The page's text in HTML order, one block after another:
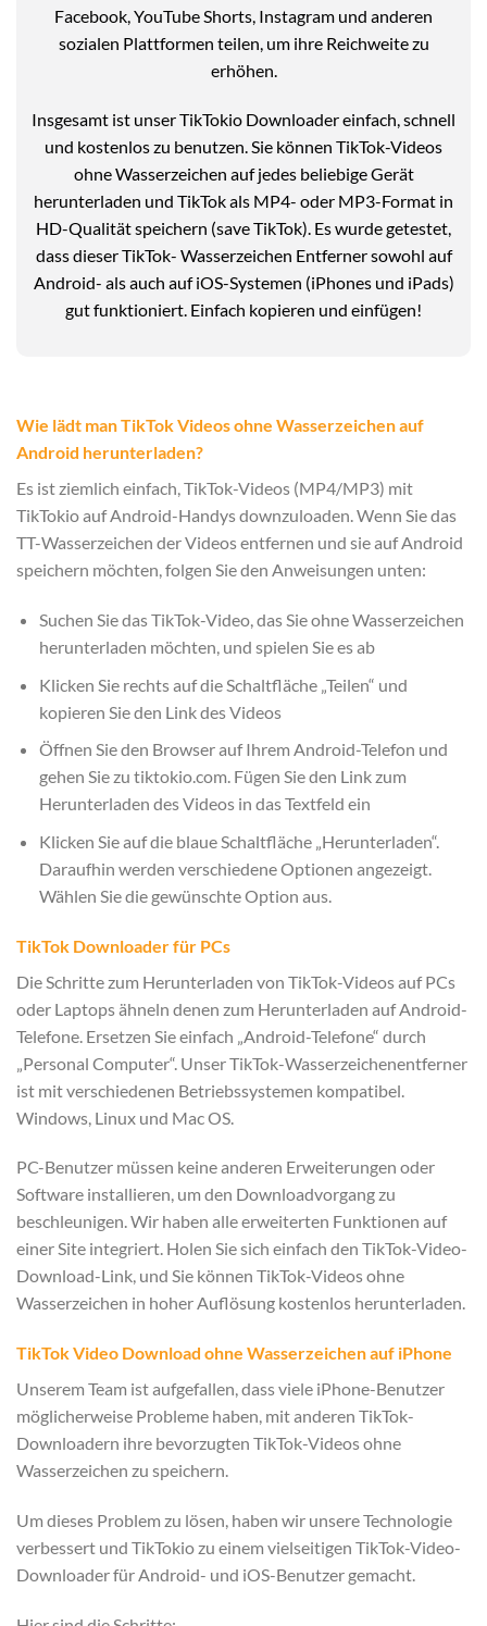
Facebook, YouTube Shorts, Instagram und anderen
sozialen Plattformen teilen, um ihre Reichweite zu
erhöhen.
Insgesamt ist unser TikTokio Downloader einfach, schnell
und kostenlos zu benutzen. Sie können TikTok-Videos
ohne Wasserzeichen auf jedes beliebige Gerät
herunterladen und TikTok als MP4- oder MP3-Format in
HD-Qualität speichern (save TikTok). Es wurde getestet,
dass dieser TikTok- Wasserzeichen Entferner sowohl auf
Android- als auch auf iOS-Systemen (iPhones und iPads)
gut funktioniert. Einfach kopieren und einfügen!
Wie lädt man TikTok Videos ohne Wasserzeichen auf
Android herunterladen?
Es ist ziemlich einfach, TikTok-Videos (MP4/MP3) mit
TikTokio auf Android-Handys downzuloaden. Wenn Sie das
TT-Wasserzeichen der Videos entfernen und sie auf Android
speichern möchten, folgen Sie den Anweisungen unten:
Suchen Sie das TikTok-Video, das Sie ohne Wasserzeichen
herunterladen möchten, und spielen Sie es ab
Klicken Sie rechts auf die Schaltfläche „Teilen“ und
kopieren Sie den Link des Videos
Öffnen Sie den Browser auf Ihrem Android-Telefon und
gehen Sie zu tiktokio.com. Fügen Sie den Link zum
Herunterladen des Videos in das Textfeld ein
Klicken Sie auf die blaue Schaltfläche „Herunterladen“.
Daraufhin werden verschiedene Optionen angezeigt.
Wählen Sie die gewünschte Option aus.
TikTok Downloader für PCs
Die Schritte zum Herunterladen von TikTok-Videos auf PCs
oder Laptops ähneln denen zum Herunterladen auf Android-
Telefone. Ersetzen Sie einfach „Android-Telefone“ durch
„Personal Computer“. Unser TikTok-Wasserzeichenentferner
ist mit verschiedenen Betriebssystemen kompatibel.
Windows, Linux und Mac OS.
PC-Benutzer müssen keine anderen Erweiterungen oder
Software installieren, um den Downloadvorgang zu
beschleunigen. Wir haben alle erweiterten Funktionen auf
einer Site integriert. Holen Sie sich einfach den TikTok-Video-
Download-Link, und Sie können TikTok-Videos ohne
Wasserzeichen in hoher Auflösung kostenlos herunterladen.
TikTok Video Download ohne Wasserzeichen auf iPhone
Unserem Team ist aufgefallen, dass viele iPhone-Benutzer
möglicherweise Probleme haben, mit anderen TikTok-
Downloadern ihre bevorzugten TikTok-Videos ohne
Wasserzeichen zu speichern.
Um dieses Problem zu lösen, haben wir unsere Technologie
verbessert und TikTokio zu einem vielseitigen TikTok-Video-
Downloader für Android- und iOS-Benutzer gemacht.